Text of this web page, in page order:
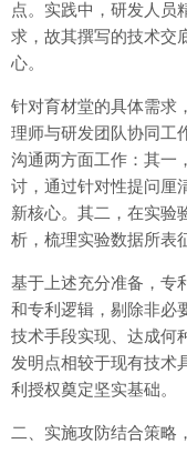
点。实践中，研发人员
求，故其撰写的技术交
心。
针对育材堂的具体需求
理师与研发团队协同工
沟通两方面工作：其一
讨，通过针对性提问厘
新核心。其二，在实验
析，梳理实验数据所表
基于上述充分准备，专
和专利逻辑，剔除非必
技术手段实现、达成何
发明点相较于现有技术
利授权奠定坚实基础。
二、实施攻防结合策略